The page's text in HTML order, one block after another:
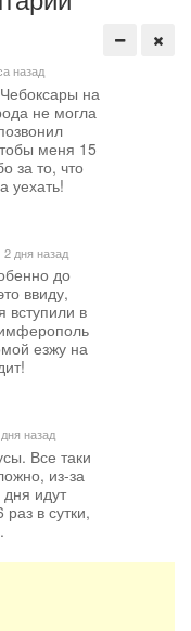
назад
на
не могла
меня 15
за то, что
уехать!
2 дня назад
до
ввиду,
вступили в
езжу на
назад
Все таки
из-за
дня идут
в сутки,